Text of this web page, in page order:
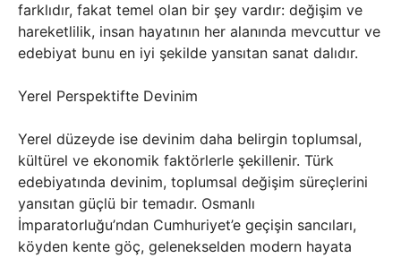
farklıdır, fakat temel olan bir şey vardır: değişim ve
hareketlilik, insan hayatının her alanında mevcuttur ve
edebiyat bunu en iyi şekilde yansıtan sanat dalıdır.
Yerel Perspektifte Devinim
Yerel düzeyde ise devinim daha belirgin toplumsal,
kültürel ve ekonomik faktörlerle şekillenir. Türk
edebiyatında devinim, toplumsal değişim süreçlerini
yansıtan güçlü bir temadır. Osmanlı
İmparatorluğu’ndan Cumhuriyet’e geçişin sancıları,
köyden kente göç, gelenekselden modern hayata